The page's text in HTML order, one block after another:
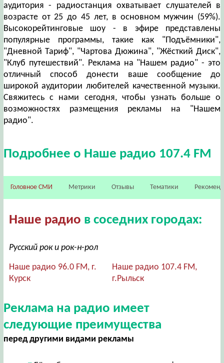
аудитория - радиостанция охватывает слушателей в
возрасте от 25 до 45 лет, в основном мужчин (59%).
Высокорейтинговые шоу - в эфире представлены
популярные программы, такие как "Подъёмники",
"Дневной Тариф", "Чартова Дюжина", "Жёсткий Диск",
"Клуб путешествий". Реклама на "Нашем радио" - это
отличный способ донести ваше сообщение до
широкой аудитории любителей качественной музыки.
Свяжитесь с нами сегодня, чтобы узнать больше о
возможностях размещения рекламы на "Нашем
радио".
Подробнее о Наше радио 107.4 FM
Головное СМИ Метрики Отзывы Тематики
Наше радио в соседних городах:
Русский рок и рок-н-рол
Наше радио 96.0 FM, г.
Курск
Наше радио 107.4 FM,
г.Рыльск
Реклама на радио имеет
следующие преимущества
перед другими видами рекламы